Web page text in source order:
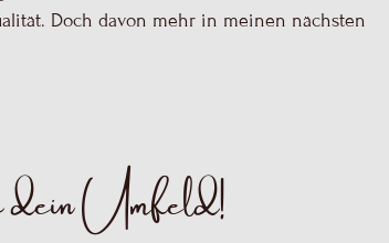
dein Umfeld!